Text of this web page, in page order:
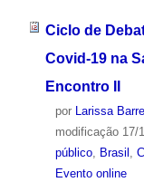
Ciclo de
Covid-19 na
Encontro II
por Larissa
modificação17/
público, Brasil
Evento online